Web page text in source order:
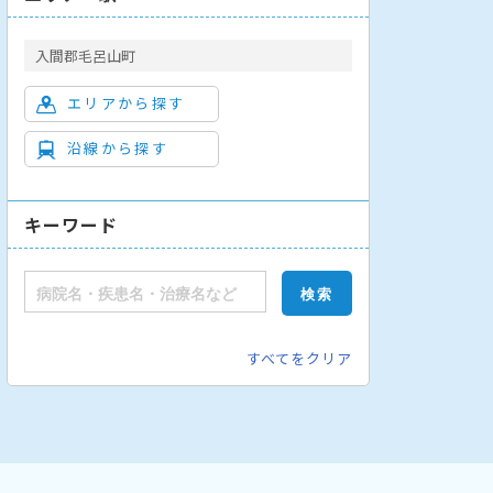
入間郡毛呂山町
エリアから探す
沿線から探す
キーワード
すべてをクリア